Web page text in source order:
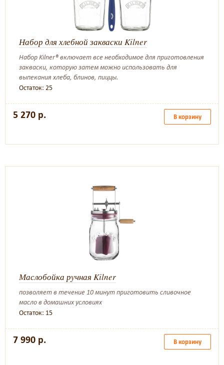
Набор для хлебной закваски Kilner
Набор Kilner® включает все необходимое для приготовления
закваски, которую затем можно использовать для
выпекания хлеба, блинов, пиццы.
Остаток: 25
5 270 р. В корзину
Маслобойка ручная Kilner
позволяет в течение 10 минут приготовить сливочное
масло в домашних условиях
Остаток: 15
7 990 р. В корзину